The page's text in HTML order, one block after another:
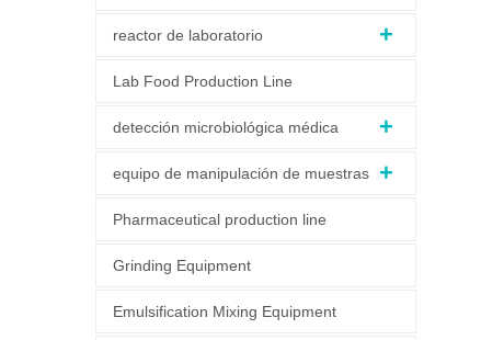
reactor de laboratorio
Lab Food Production Line
detección microbiológica médica
equipo de manipulación de muestras
Pharmaceutical production line
Grinding Equipment
Emulsification Mixing Equipment